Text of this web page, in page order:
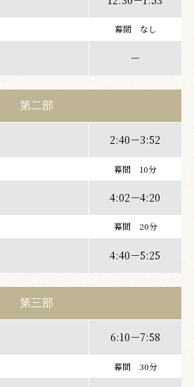
幕間 なし
－
第二部
2:40－3:52
幕間 10分
4:02－4:20
幕間 20分
4:40－5:25
第三部
6:10－7:58
幕間 30分